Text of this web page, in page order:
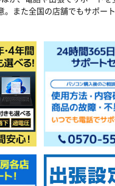
。また全国の店舗でもサポー